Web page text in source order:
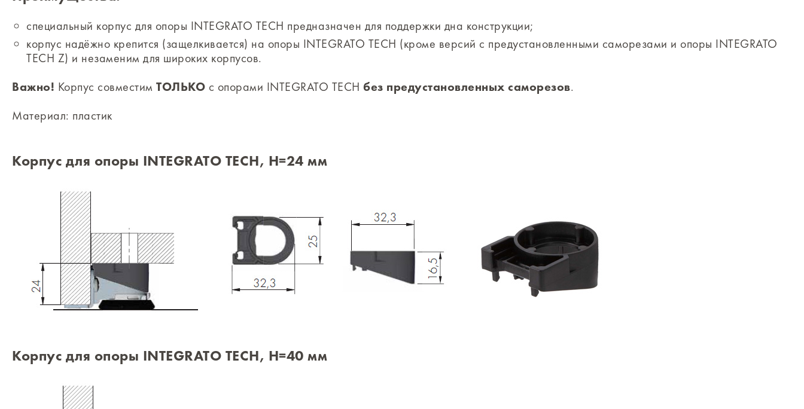
специальный корпус для опоры INTEGRATO TECH предназначен для поддержки дна конструкции;
корпус надёжно крепится (защелкивается) на опоры INTEGRATO TECH (кроме версий с предустановленными саморезами и опоры INTEGRATO
TECH Z) и незаменим для широких корпусов.
Важно! Корпус совместим ТОЛЬКО с опорами INTEGRATO TECH без предустановленных саморезов.
Материал: пластик
Корпус для опоры INTEGRATO TECH, H=24 мм
Корпус для опоры INTEGRATO TECH, H=40 мм